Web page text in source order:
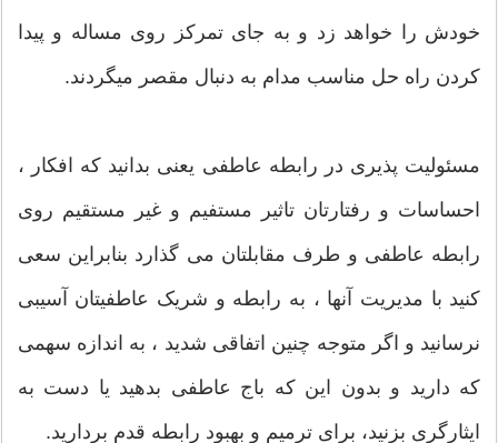
خودش را خواهد زد و به جای تمرکز روی مساله و پیدا
کردن راه حل مناسب مدام به دنبال مقصر میگردند.
مسئولیت پذیری در رابطه عاطفی یعنی بدانید که افکار ،
احساسات و رفتارتان تاثیر مستفیم و غیر مستقیم روی
رابطه عاطفی و طرف مقابلتان می گذارد بنابراین سعی
کنید با مدیریت آنها ، به رابطه و شریک عاطفیتان آسیبی
نرسانید و اگر متوجه چنین اتفاقی شدید ، به اندازه سهمی
که دارید و بدون این که باج عاطفی بدهید یا دست به
ایثارگری بزنید، برای ترمیم و بهبود رابطه قدم بردارید.